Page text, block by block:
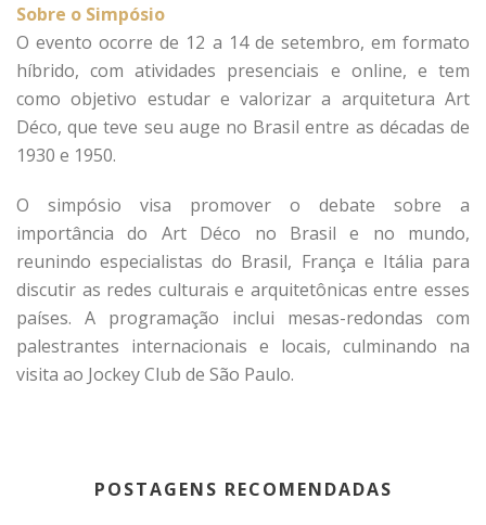
Sobre o Simpósio
O evento ocorre de 12 a 14 de setembro, em formato
híbrido, com atividades presenciais e online, e tem
como objetivo estudar e valorizar a arquitetura Art
Déco, que teve seu auge no Brasil entre as décadas de
1930 e 1950.
O simpósio visa promover o debate sobre a
importância do Art Déco no Brasil e no mundo,
reunindo especialistas do Brasil, França e Itália para
discutir as redes culturais e arquitetônicas entre esses
países. A programação inclui mesas-redondas com
palestrantes internacionais e locais, culminando na
visita ao Jockey Club de São Paulo.
POSTAGENS RECOMENDADAS